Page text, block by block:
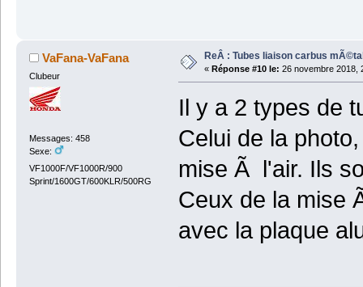
VaFana-VaFana
Clubeur
Messages: 458
Sexe:
VF1000F/VF1000R/900
Sprint/1600GT/600KLR/500RG
ReÂ : Tubes liaison carbus
« Réponse #10 le: 26 novembre 2018,
Il y a 2 types de
Celui de la
mise Ã l'air. Ils
Ceux de la mise
avec la plaque